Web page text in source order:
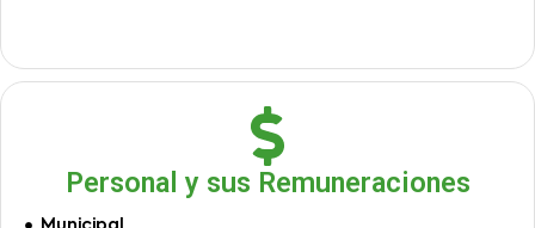
Personal y sus Remuneraciones